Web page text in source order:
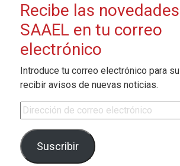
Recibe las
SAAEL en tu correo
electrónico
Introduce tu correo electrónico para
recibir avisos de nuevas noticias.
Dirección de correo electrónico
Suscribir